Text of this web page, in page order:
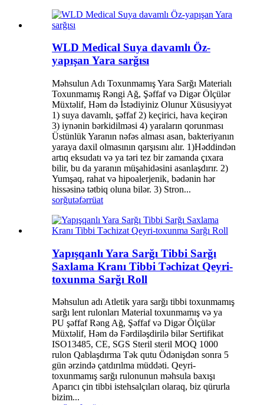
WLD Medical Suya davamlı Öz-
yapışan Yara sarğısı
Məhsulun Adı Toxunmamış Yara Sarğı Materialı
Toxunmamış Rəngi Ağ, Şəffaf və Digər Ölçülər
Müxtəlif, Həm də İstədiyiniz Olunur Xüsusiyyət
1) suya davamlı, şəffaf 2) keçirici, hava keçirən
3) iynənin bərkidilməsi 4) yaraların qorunması
Üstünlük Yaranın nəfəs alması asan, bakteriyanın
yaraya daxil olmasının qarşısını alır. 1)Həddindən
artıq eksudatı və ya təri tez bir zamanda çıxara
bilir, bu da yaranın müşahidəsini asanlaşdırır. 2)
Yumşaq, rahat və hipoalerjenik, bədənin hər
hissəsinə tətbiq oluna bilər. 3) Stron...
sorğutəfərrüat
Yapışqanlı Yara Sarğı Tibbi Sarğı
Saxlama Kranı Tibbi Təchizat Qeyri-
toxunma Sarğı Roll
Məhsulun adı Atletik yara sarğı tibbi toxunmamış
sarğı lent rulonları Material toxunmamış və ya
PU şəffaf Rəng Ağ, Şəffaf və Digər Ölçülər
Müxtəlif, Həm də Fərdiləşdirilə bilər Sertifikat
ISO13485, CE, SGS Steril steril MOQ 1000
rulon Qablaşdırma Tək qutu Ödənişdən sonra 5
gün ərzində çatdırılma müddəti. Qeyri-
toxunmamış sarğı rulonunun məhsula baxışı
Aparıcı çin tibbi istehsalçıları olaraq, biz qürurla
bizim...